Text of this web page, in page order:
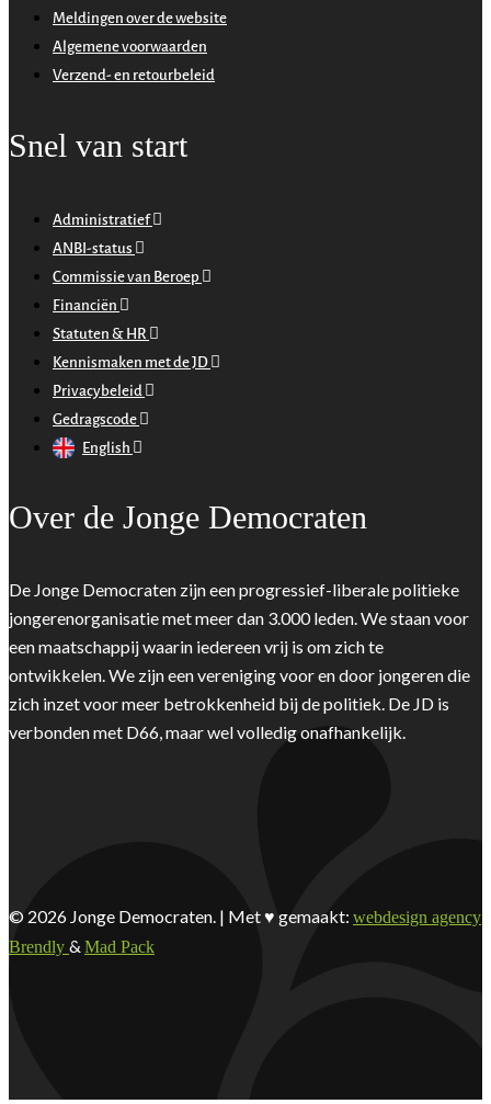
Meldingen over de website
Algemene voorwaarden
Verzend- en retourbeleid
Snel van start
Administratief
ANBI-status
Commissie van Beroep
Financiën
Statuten & HR
Kennismaken met de JD
Privacybeleid
Gedragscode
English
Over de Jonge Democraten
De Jonge Democraten zijn een progressief-liberale politieke
jongerenorganisatie met meer dan 3.000 leden. We staan voor
een maatschappij waarin iedereen vrij is om zich te
ontwikkelen. We zijn een vereniging voor en door jongeren die
zich inzet voor meer betrokkenheid bij de politiek. De JD is
verbonden met D66, maar wel volledig onafhankelijk.
© 2026 Jonge Democraten. | Met ♥︎ gemaakt: webdesign agency
Brendly & Mad Pack